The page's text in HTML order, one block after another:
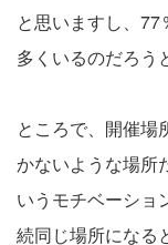
と思いますし、
多くいるのだろう
ところで、開催場
かないような場所
いうモチベーショ
続同じ場所になる